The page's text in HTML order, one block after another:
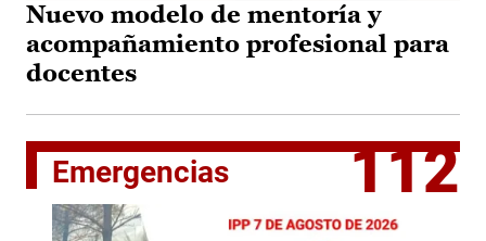
Nuevo modelo de mentoría y
acompañamiento profesional para
docentes
Emergencias 112